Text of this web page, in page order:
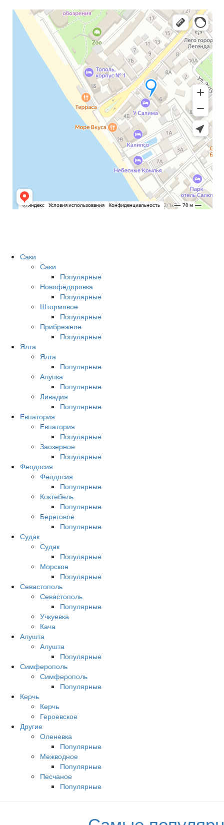
Саки
Саки
Популярные
Новофёдоровка
Популярные
Штормовое
Популярные
Прибрежное
Популярные
Ялта
Ялта
Популярные
Алупка
Популярные
Ливадия
Популярные
Евпатория
Евпатория
Популярные
Заозерное
Популярные
Феодосия
Феодосия
Популярные
Коктебель
Популярные
Береговое
Популярные
Судак
Судак
Популярные
Морское
Популярные
Севастополь
Севастополь
Популярные
Учкуевка
Кача
Алушта
Алушта
Популярные
Симферополь
Симферополь
Популярные
Керчь
Керчь
Героевское
Другие
Оленевка
Популярные
Межводное
Популярные
Песчаное
Популярные